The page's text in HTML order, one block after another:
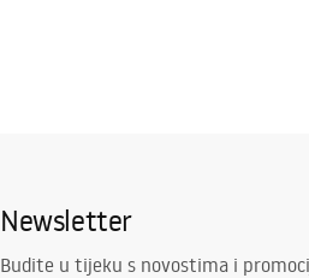
Newsletter
Budite u tijeku s novostima i